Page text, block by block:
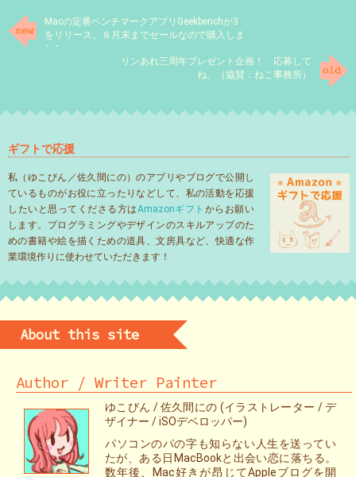
Macの定番ベンチマークアプリGeekbenchが3
をリリース。８月末までセールなので購入しま
した。
リンあれ三周年プレゼント企画！ 応募して
ね。（協賛：ねこ事務所）
ギフトで応援
私（ゆこびん／佐久間にの）のアプリやブログで公開し
ているものがお役に立ったりなどして、私の活動を応援
したいと思ってくださる方はAmazonギフト からお願い
します。プログラミングやデザインのスキルアップのた
めの書籍や絵を描くための道具、文房具など、快適な作
業環境作りに使わせていただきます！
About this site
Author / Writer Painter
ゆこびん / 佐久間にの (イラストレーター / デ
ザイナー / iSOデベロッパー)
パソコンのパの字も知らない人生を送ってい
たが、ある日MacBookと出会い恋に落ちる。
数年後、Mac好きが昂じてAppleブログを開